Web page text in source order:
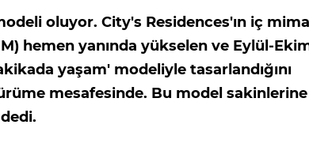
oluyor. City's Residences'ın iç
hemen yanında yükselen ve Eylül-
yaşam' modeliyle tasarlandığını
mesafesinde. Bu model sakinlerine